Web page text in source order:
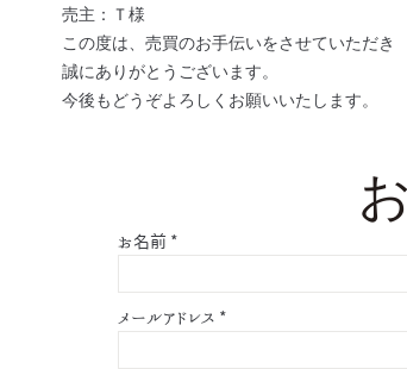
売主：Ｔ様
この度は、売買のお手伝いをさせていただき
誠にありがとうございます。
今後もどうぞよろしくお願いいたします。
お名前 *
メールアドレス *